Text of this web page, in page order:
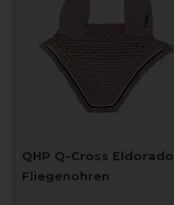
QHP Q-Cross Eldorado
Fliegenohren